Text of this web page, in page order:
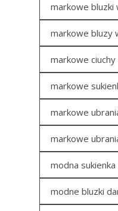
markowe bluzki
markowe bluzy
markowe
markowe
markowe
markowe
modna
modne bluzki